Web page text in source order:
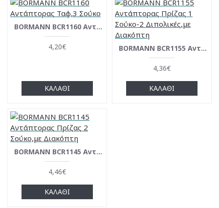
BORMANN BCR1160 Αντάπτορας Ταφ,3 Σούκο
4,20€
ΚΑΛΆΘΙ
BORMANN BCR1155 Αντάπτορας Πρίζας 1 Σούκο-2 Διπολικές,με Διακόπτη
4,36€
ΚΑΛΆΘΙ
BORMANN BCR1145 Aντάπτορας Πρίζας 2 Σούκο,με Διακόπτη
4,46€
ΚΑΛΆΘΙ